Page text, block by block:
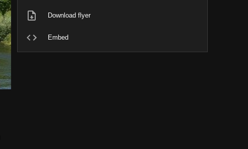
Download flyer
Embed